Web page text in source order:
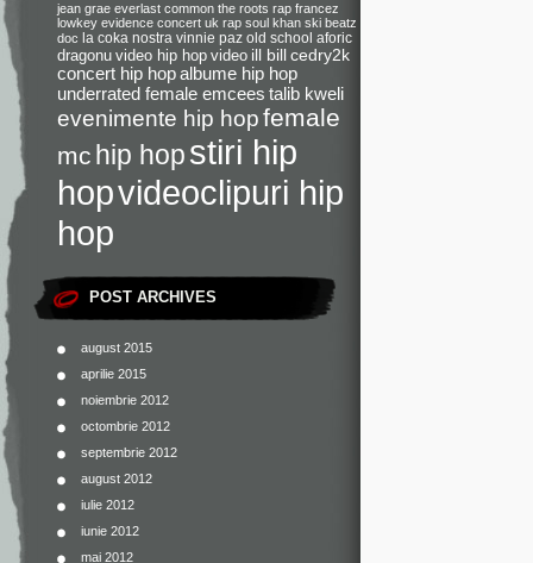
jean grae everlast common the roots rap francez
lowkey evidence concert uk rap soul khan ski beatz
doc la coka nostra vinnie paz old school aforic
dragonu video hip hop video ill bill cedry2k
concert hip hopalbume hip hop
underrated female emcees talib kweli
evenimente hip hopfemale
mc hip hopstiri hip
hopvideoclipuri hip
hop
POST ARCHIVES
august 2015
aprilie 2015
noiembrie 2012
octombrie 2012
septembrie 2012
august 2012
iulie 2012
iunie 2012
mai 2012